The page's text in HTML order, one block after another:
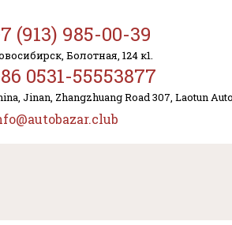
(913) 985-00-39
Болотная, 124 к1.
0531-55553877
Jinan, Zhangzhuang Road 307, Laotun